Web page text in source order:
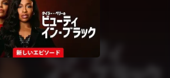
国内TV番組・ドラマ
国内映画
アジアTV番組・ドラマ
Netflix 全作品ラインナップ
Netflix配信作品カスタム検索
トレンド